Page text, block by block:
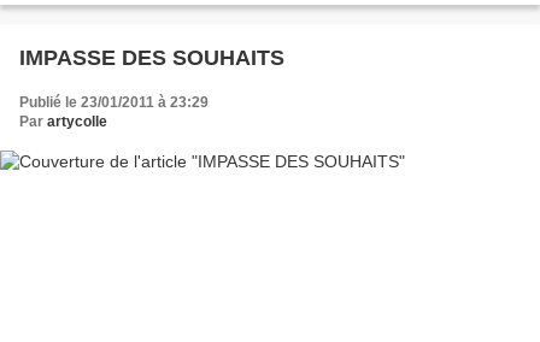
IMPASSE DES SOUHAITS
Publié le 23/01/2011 à 23:29
Par artycolle